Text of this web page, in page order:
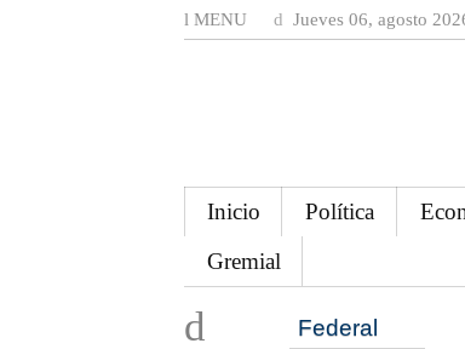
MENU Jueves 06, agosto
Inicio Política
Gremial
Federal